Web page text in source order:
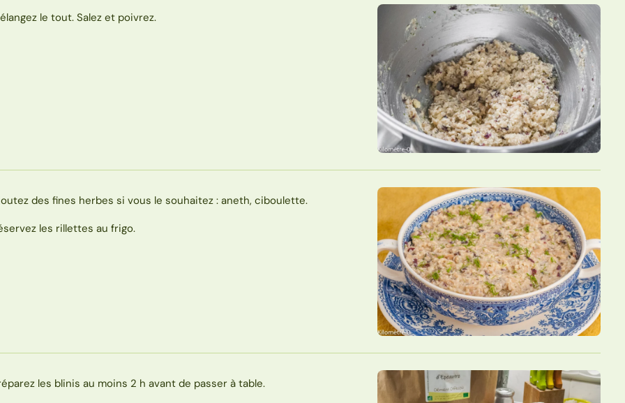
le tout. Salez et poivrez.
des fines herbes si vous le souhaitez : aneth, ciboulette.
les rillettes au frigo.
les blinis au moins 2 h avant de passer à table.